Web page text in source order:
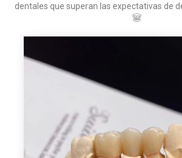
dentales que superan las expectativas de